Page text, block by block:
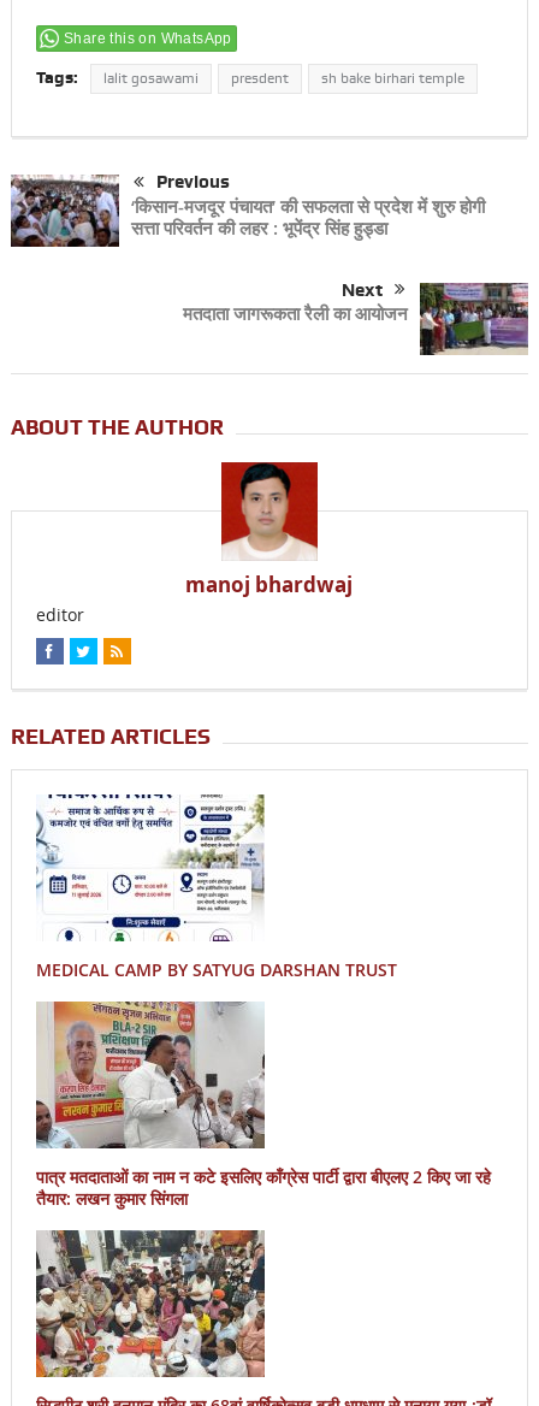
Share this on WhatsApp
Tags: lalit gosawami presdent sh bake birhari temple
Previous
‘किसान-मजदूर पंचायत’ की सफलता से प्रदेश में शुरु होगी
सत्ता परिवर्तन की लहर : भूपेंद्र सिंह हुड्डा
Next
मतदाता जागरूकता रैली का आयोजन
ABOUT THE AUTHOR
manoj bhardwaj
editor
RELATED ARTICLES
MEDICAL CAMP BY SATYUG DARSHAN TRUST
पात्र मतदाताओं का नाम न कटे इसलिए काँग्रेस पार्टी द्वारा बीएलए 2 किए जा रहे
तैयार: लखन कुमार सिंगला